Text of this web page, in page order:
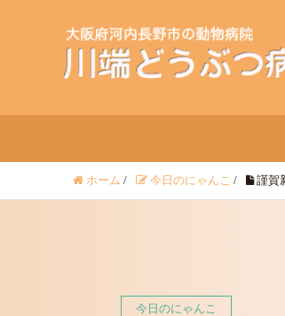
ホーム / 今日のにゃんこ / 謹賀
今日のにゃんこ